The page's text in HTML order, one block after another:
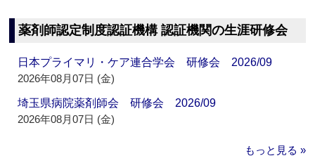
薬剤師認定制度認証機構 認証機関の生涯研修会
日本プライマリ・ケア連合学会 研修会 2026/09
2026年08月07日 (金)
埼玉県病院薬剤師会 研修会 2026/09
2026年08月07日 (金)
もっと見る »